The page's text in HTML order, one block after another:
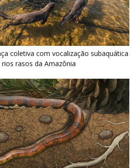
Tametara mirim reescreve a
espécie de rã é descoberta em florestas
de 2026